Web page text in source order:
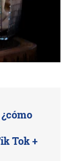
Tok +